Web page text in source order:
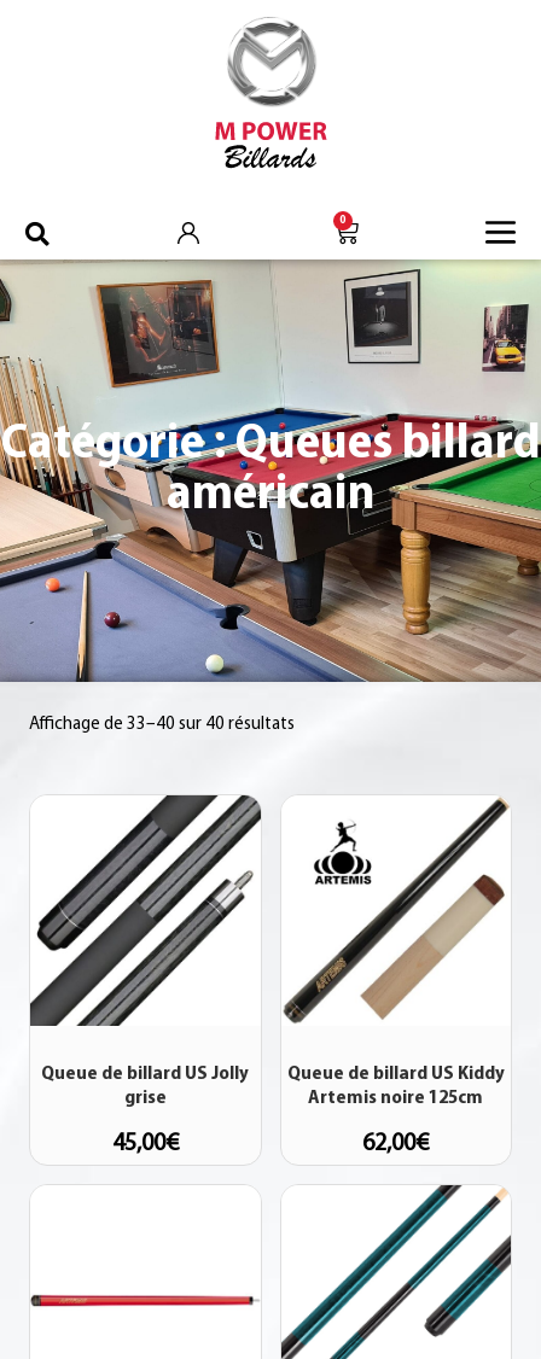
0
Catégorie : Queues billard
américain
Affichage de 33–40 sur 40 résultats
Queue de billard US Jolly
grise
45,00€
Queue de billard US Kiddy
Artemis noire 125cm
62,00€